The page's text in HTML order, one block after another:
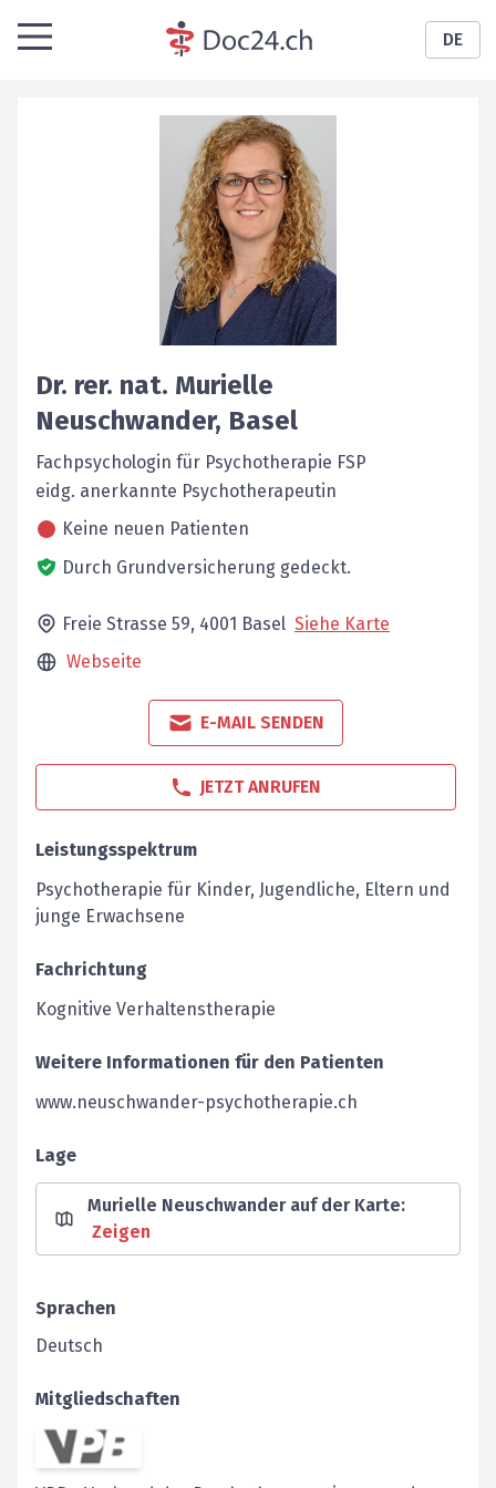
DE
Dr. rer. nat. Murielle
Neuschwander, Basel
Fachpsychologin für Psychotherapie FSP
eidg. anerkannte Psychotherapeutin
Keine neuen Patienten
Durch Grundversicherung gedeckt.
Freie Strasse 59, 4001 Basel Siehe Karte
Webseite
E-MAIL SENDEN
JETZT ANRUFEN
Leistungsspektrum
Psychotherapie für Kinder, Jugendliche, Eltern und
junge Erwachsene
Fachrichtung
Kognitive Verhaltenstherapie
Weitere Informationen für den Patienten
www.neuschwander-psychotherapie.ch
Lage
Murielle Neuschwander auf der Karte:
Zeigen
Sprachen
Deutsch
Mitgliedschaften